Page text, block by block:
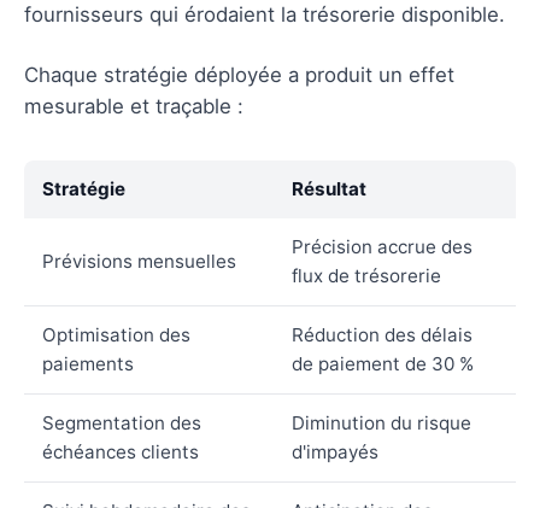
fournisseurs qui érodaient la trésorerie disponible.
Chaque stratégie déployée a produit un effet
mesurable et traçable :
Stratégie Résultat
Prévisions mensuelles
Précision accrue des
flux de trésorerie
Optimisation des
paiements
Réduction des délais
de paiement de 30 %
Segmentation des
échéances clients
Diminution du risque
d'impayés